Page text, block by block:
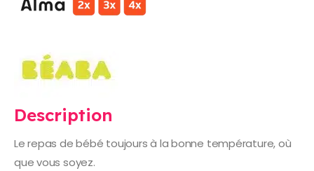
Description
Le repas de bébé toujours à la bonne température, où
que vous soyez.